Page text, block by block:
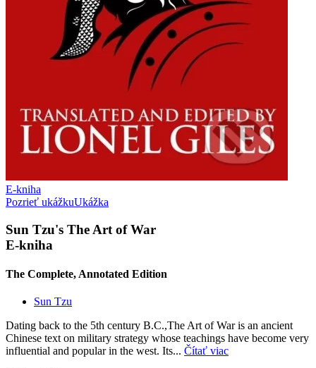
E-kniha
Pozrieť ukážkuUkážka
Sun Tzu's The Art of War
E-kniha
The Complete, Annotated Edition
Sun Tzu
Dating back to the 5th century B.C.,The Art of War is an ancient
Chinese text on military strategy whose teachings have become very
influential and popular in the west. Its... Čítať viac